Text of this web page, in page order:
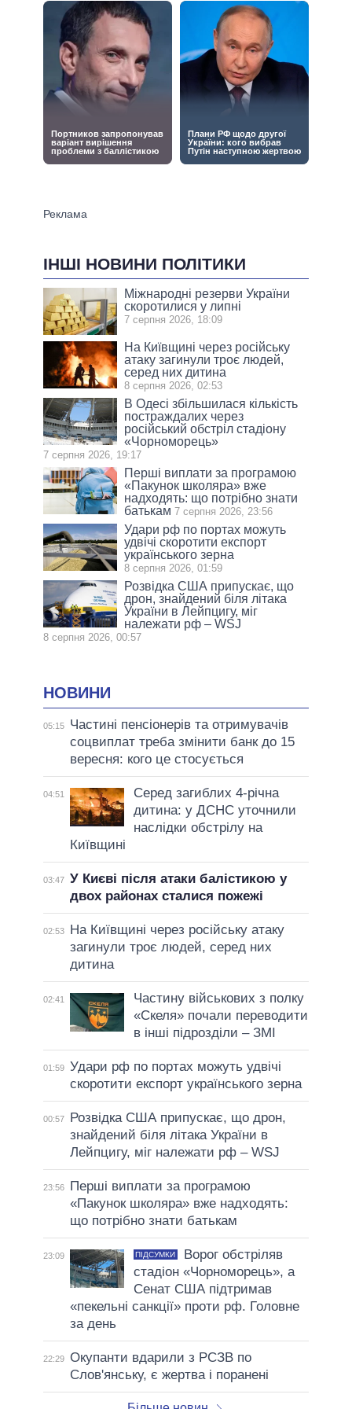
ІНШІ НОВИНИ ПОЛІТИКИ
Міжнародні резерви України
скоротилися у липні
7 серпня 2026, 18:09
На Київщині через російську
атаку загинули троє людей,
серед них дитина
8 серпня 2026, 02:53
В Одесі збільшилася кількість
постраждалих через
російський обстріл стадіону
«Чорноморець»
7 серпня 2026, 19:17
Перші виплати за програмою
«Пакунок школяра» вже
надходять: що потрібно знати
батькам 7 серпня 2026, 23:56
Удари рф по портах можуть
удвічі скоротити експорт
українського зерна
8 серпня 2026, 01:59
Розвідка США припускає, що
дрон, знайдений біля літака
України в Лейпцигу, міг
належати рф – WSJ
8 серпня 2026, 00:57
НОВИНИ
05:15
Частині пенсіонерів та отримувачів
соцвиплат треба змінити банк до 15
вересня: кого це стосується
04:51
Серед загиблих 4-річна
дитина: у ДСНС уточнили
наслідки обстрілу на
Київщині
03:47 У Києві після атаки балістикою у
двох районах сталися пожежі
02:53
На Київщині через російську атаку
загинули троє людей, серед них
дитина
02:41
Частину військових з полку
«Скеля» почали переводити
в інші підрозділи – ЗМІ
01:59 Удари рф по портах можуть удвічі
скоротити експорт українського зерна
00:57
Розвідка США припускає, що дрон,
знайдений біля літака України в
Лейпцигу, міг належати рф – WSJ
23:56
Перші виплати за програмою
«Пакунок школяра» вже надходять:
що потрібно знати батькам
23:09 ПІДСУМКИ
Ворог обстріляв
стадіон «Чорноморець», а
Сенат США підтримав
«пекельні санкції» проти рф. Головне
за день
22:29 Окупанти вдарили з РСЗВ по
Слов'янську, є жертва і поранені